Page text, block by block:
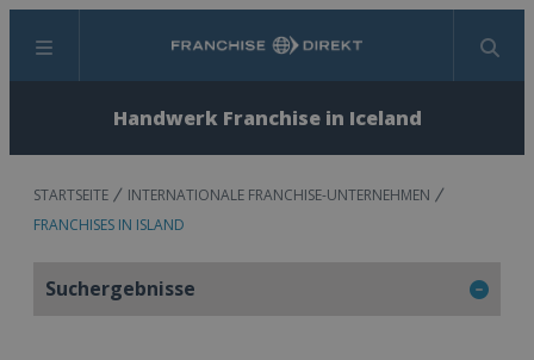
Menü Suchen
Handwerk Franchise in Iceland
STARTSEITE
INTERNATIONALE FRANCHISE-UNTERNEHMEN
FRANCHISES IN ISLAND
Suchergebnisse